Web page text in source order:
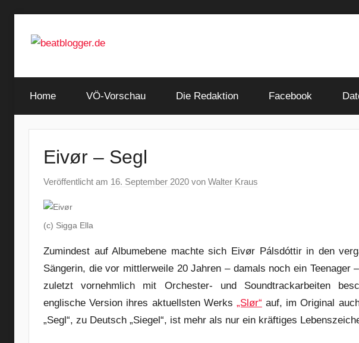
Inhalt
beatblogger.de
and
the
Home VÖ-Vorschau Die Redaktion Facebook
Eivør – Segl
Veröffentlicht am 16. September 2020 von Walter Kraus
(c) Sigga Ella
Zumindest auf Albumebene machte sich Eivør Pálsdóttir in den
Sängerin, die vor mittlerweile 20 Jahren – damals noch ein Teenager
zuletzt vornehmlich mit Orchester- und Soundtrackarbeiten
englische Version ihres aktuellsten Werks „Slør“ auf, im Original
„Segl“, zu Deutsch „Siegel“, ist mehr als nur ein kräftiges